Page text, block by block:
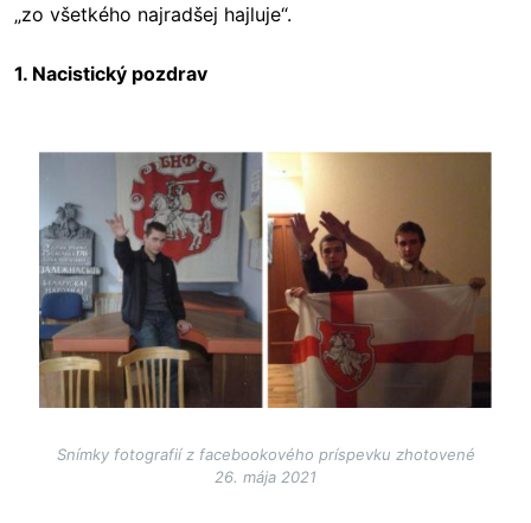
„zo všetkého najradšej hajluje“.
1. Nacistický pozdrav
Snímky fotografií z facebookového príspevku zhotovené
26. mája 2021